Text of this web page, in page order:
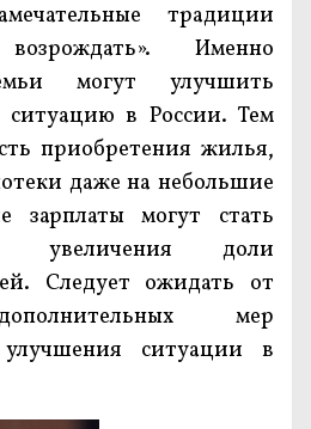
традиции
Именно
могут улучшить
ситуацию в России. Тем
приобретения жилья,
даже на небольшие
зарплаты могут стать
увеличения доли
Следует ожидать от
мер
ситуации в